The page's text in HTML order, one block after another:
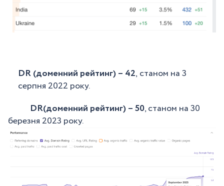
DR (доменний рейтинг) – 42, станом на 3
серпня 2022 року.
DR(доменний рейтинг) – 50, станом на 30
березня 2023 року.